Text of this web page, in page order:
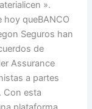
».
queBANCO
Seguros han
de
Assurance
a partes
Con esta